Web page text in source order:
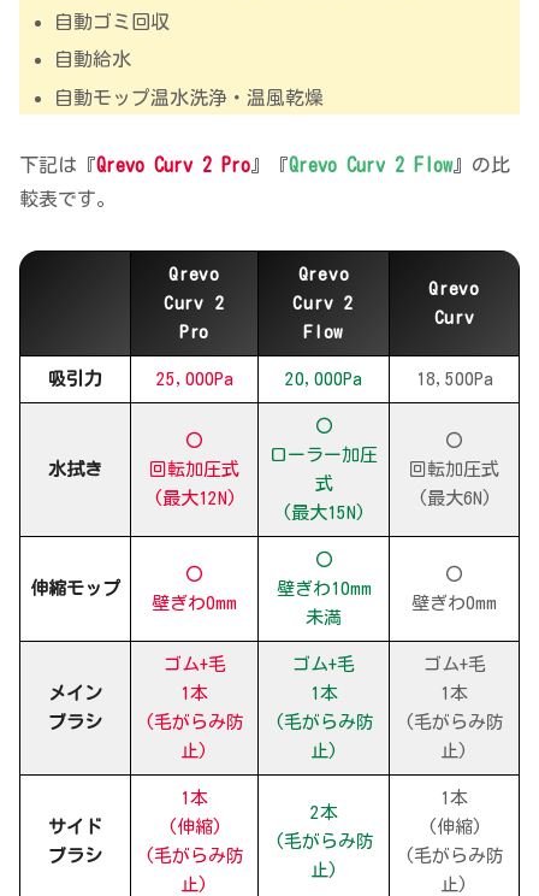
自動ゴミ回収
自動給水
自動モップ温水洗浄・温風乾燥
下記は『Qrevo Curv 2 Pro』『Qrevo Curv 2 Flow』の比
較表です。
Qrevo
Curv 2
Pro
Qrevo
Curv 2
Flow
Qrevo
Curv
吸引力 25,000Pa 20,000Pa 18,500Pa
水拭き
〇
回転加圧式
(最大12N)
〇
ローラー加圧
式
(最大15N)
〇
回転加圧式
(最大6N)
伸縮モップ
〇
壁ぎわ0mm
〇
壁ぎわ10mm
未満
〇
壁ぎわ0mm
メイン
ブラシ
ゴム+毛
1本
(毛がらみ防
止)
ゴム+毛
1本
(毛がらみ防
止)
ゴム+毛
1本
(毛がらみ防
止)
サイド
ブラシ
1本
(伸縮)
(毛がらみ防
止)
2本
(毛がらみ防
止)
1本
(伸縮)
(毛がらみ防
止)